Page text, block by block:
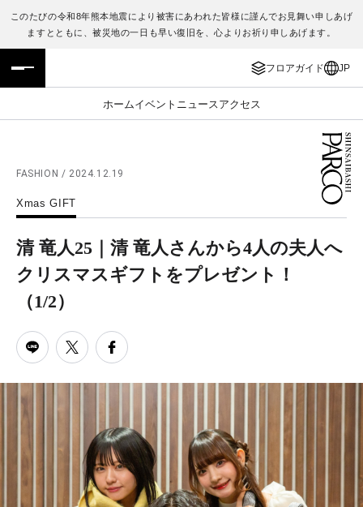
このたびの令和8年熊本地震により被害にあわれた皆様に謹んでお見舞い申しあげ
ますとともに、被災地の一日も早い復旧を、心よりお祈り申しあげます。
フロアガイド JP
ホームイベント ニュース アクセス
フロアガイド
施設案内・アクセス
レストラン・カフェ
TAX FREE
PARCOメンバーズ
JP
ENGLISH
繁体字
ภาษาไทย
日本語
FASHION / 2024.12.19
Xmas GIFT
清 竜人25｜清 竜人さんから4人の夫人へ
クリスマスギフトをプレゼント！
（1/2）